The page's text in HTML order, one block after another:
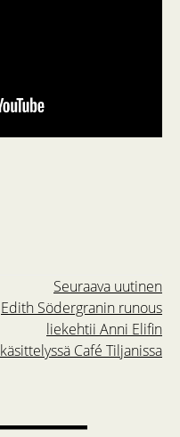
Seuraava uutinen
Edith Södergranin runous
liekehtii Anni Elifin
käsittelyssä Café Tiljanissa